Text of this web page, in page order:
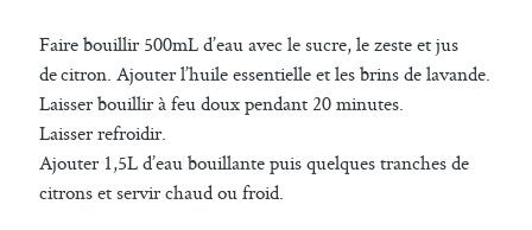
Faire bouillir500mL d’eau avec le sucre, le zeste et jus
de citron. Ajouter l’huile essentielle et les brins de lavande.
Laisser bouillir à feu doux pendant 20 minutes.
Laisser refroidir.
Ajouter 1,5L d’eau bouillante puis quelques tranches de
citrons et servir chaud ou froid.